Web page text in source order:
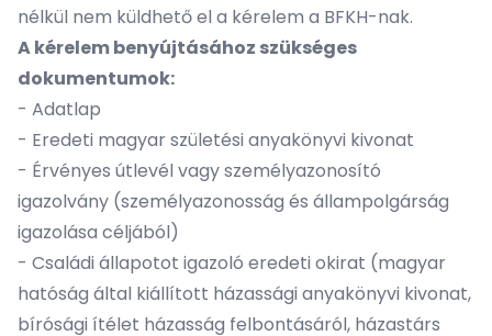
nélkül nem küldhető el a kérelem a BFKH-nak.
A kérelem benyújtásához szükséges
dokumentumok:
- Adatlap
- Eredeti magyar születési anyakönyvi kivonat
- Érvényes útlevél vagy személyazonosító
igazolvány (személyazonosság és állampolgárság
igazolása céljából)
- Családi állapotot igazoló eredeti okirat (magyar
hatóság által kiállított házassági anyakönyvi kivonat,
bírósági ítélet házasság felbontásáról, házastárs